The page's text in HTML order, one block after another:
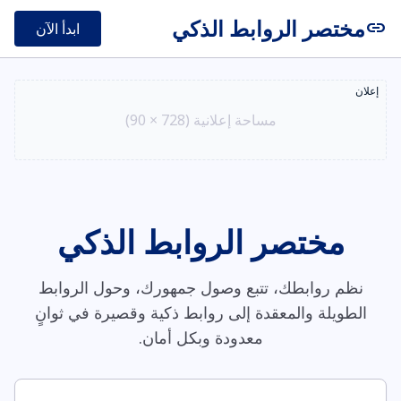
linkمختصر الروابط الذكي ابدأ الآن
إعلان
مساحة إعلانية (728 × 90)
مختصر الروابط الذكي
نظم روابطك، تتبع وصول جمهورك، وحول الروابط
الطويلة والمعقدة إلى روابط ذكية وقصيرة في ثوانٍ
معدودة وبكل أمان.